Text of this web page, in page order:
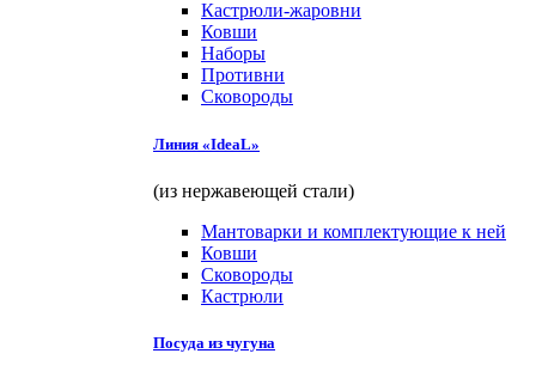
Кастрюли-жаровни
Ковши
Наборы
Противни
Сковороды
Линия «IdeaL»
(из нержавеющей стали)
Мантоварки и комплектующие к ней
Ковши
Сковороды
Кастрюли
Посуда из чугуна